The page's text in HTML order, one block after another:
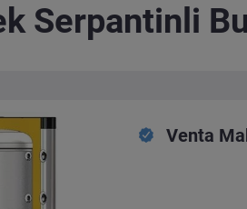
Serpantinli
Venta